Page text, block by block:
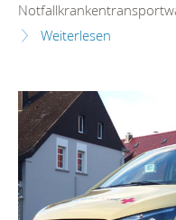
Weiterlesen